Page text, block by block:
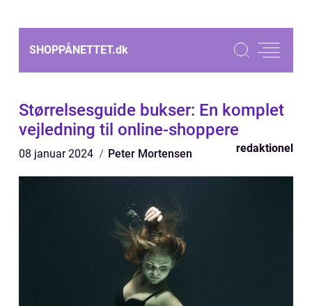
SHOPPÅNETTET.dk
Størrelsesguide bukser: En komplet
vejledning til online-shoppere
08 januar 2024 Peter Mortensen redaktionel